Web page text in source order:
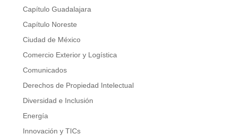
Capítulo Guadalajara
Capítulo Noreste
Ciudad de México
Comercio Exterior y Logística
Comunicados
Derechos de Propiedad Intelectual
Diversidad e Inclusión
Energía
Innovación y TICs